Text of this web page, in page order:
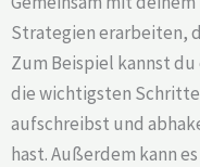
Strategien erarbeiten,
Zum Beispiel kannst
die wichtigsten
aufschreibst und
hast. Außerdem kann